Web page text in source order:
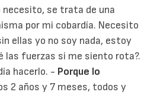
necesito, se trata de una
por mi cobardía. Necesito
ellas yo no soy nada, estoy
las fuerzas si me siento rota?.
hacerlo. - Porque lo
2 años y 7 meses, todos y